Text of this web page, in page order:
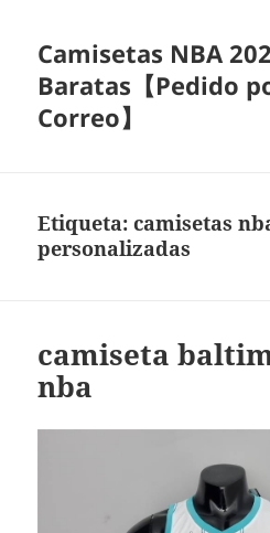
Camisetas NBA
Baratas【Pedido
Correo】
Etiqueta:camisetas
personalizadas
camiseta
nba